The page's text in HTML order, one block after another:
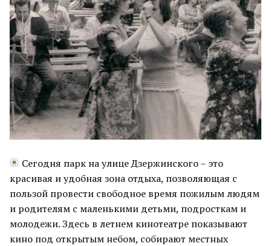
Сегодня парк на улице Дзержинского – это
красивая и удобная зона отдыха, позволяющая с
пользой провести свободное время пожилым людям
и родителям с маленькими детьми, подросткам и
молодежи. Здесь в летнем кинотеатре показывают
кино под открытым небом, собирают местных